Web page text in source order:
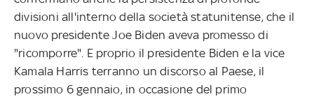
divisioni all'interno della società statunitense, che il
nuovo presidente Joe Biden aveva promesso di
"ricomporre". E proprio il presidente Biden e la vice
Kamala Harris terranno un discorso al Paese, il
prossimo 6 gennaio, in occasione del primo